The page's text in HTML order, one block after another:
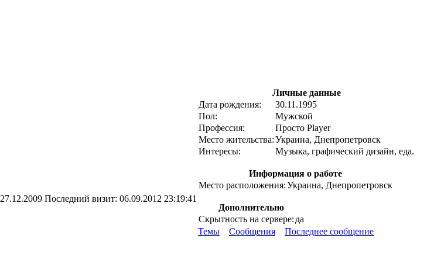
27.12.2009 Последний визит: 06.09.2012 23:19:41
Личные данные
Дата рождения:
30.11.1995
Пол:
Мужской
Профессия:
Просто Player
Место жительства:Украина, Днепропетровск
Интересы:
Музыка, графический дизайн, еда.
Информация о работе
Место расположения:Украина, Днепропетровск
Дополнительно
Скрытность на сервере: да
Темы
Сообщения Последнее сообщение